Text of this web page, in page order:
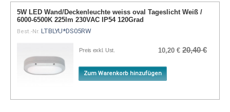
5W LED Wand/Deckenleuchte weiss oval Tageslicht Weiß /
6000-6500K 225lm 230VAC IP54 120Grad
Best.-Nr. LTBLYU*DS05RW
Preis exkl. Ust. 10,20 € 20,40 €
Zum Warenkorb hinzufügen